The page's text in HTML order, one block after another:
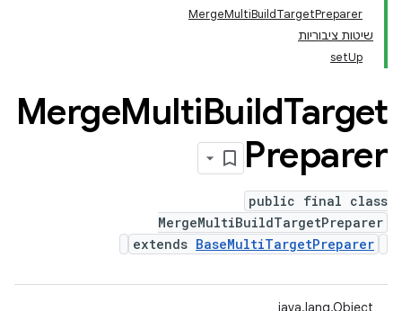
MergeMultiBuildTargetPreparer
שיטות ציבוריות
setUp
MergeMultiBuildTarget
Preparer
public final class
MergeMultiBuildTargetPreparer
extends BaseMultiTargetPreparer
java.lang.Object